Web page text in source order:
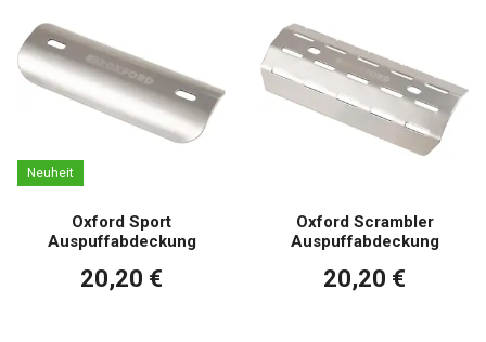
Neuheit
Oxford Sport
Auspuffabdeckung
20,20 €
Oxford Scrambler
Auspuffabdeckung
20,20 €